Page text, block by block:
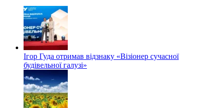
Ігор Гуда отримав відзнаку «Візіонер сучасної
будівельної галузі»